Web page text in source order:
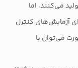
می‌کنند، اما
آزمایش‌های کنترل
می‌توان با